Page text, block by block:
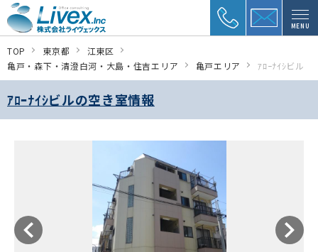
MENU
TOP 東京都
江東区
亀戸・森下・清澄白河・大島・住吉エリア
亀戸エリア ｱﾛｰﾅｲｼビル
ｱﾛｰﾅｲｼビルの空き室情報